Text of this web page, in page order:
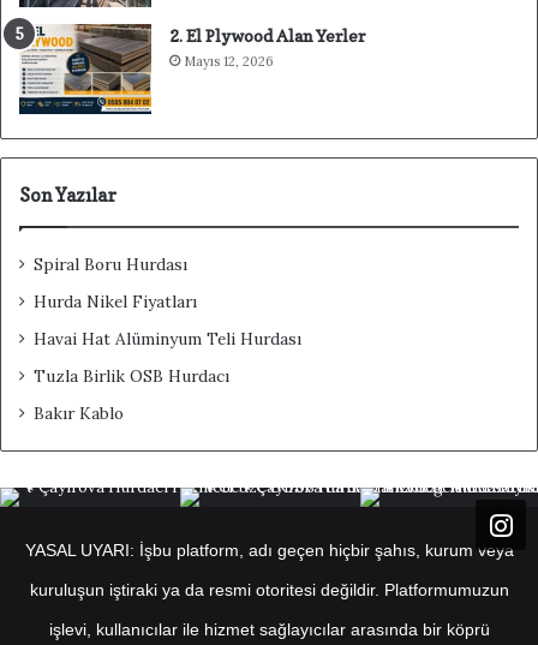
2. El Plywood Alan Yerler
Mayıs 12, 2026
Son Yazılar
Spiral Boru Hurdası
Hurda Nikel Fiyatları
Havai Hat Alüminyum Teli Hurdası
Tuzla Birlik OSB Hurdacı
Bakır Kablo
YASAL UYARI: İşbu platform, adı geçen hiçbir şahıs, kurum veya
kuruluşun iştiraki ya da resmi otoritesi değildir. Platformumuzun
işlevi, kullanıcılar ile hizmet sağlayıcılar arasında bir köprü